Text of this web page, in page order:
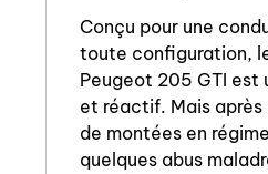
Conçu pour une
toute configuration,
Peugeot 205 GTI est
et réactif. Mais après
de montées en
quelques abus